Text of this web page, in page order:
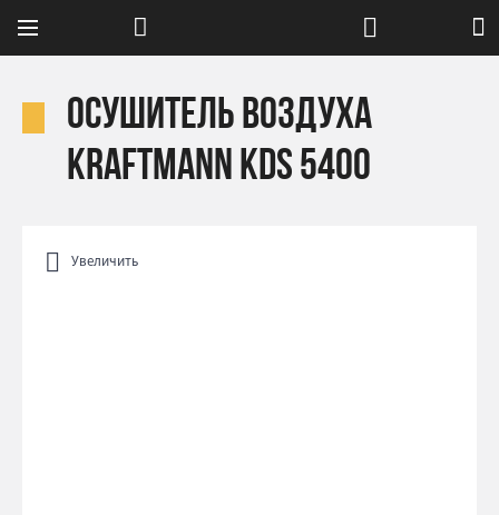
Осушитель воздуха
Kraftmann KDS 5400
Увеличить